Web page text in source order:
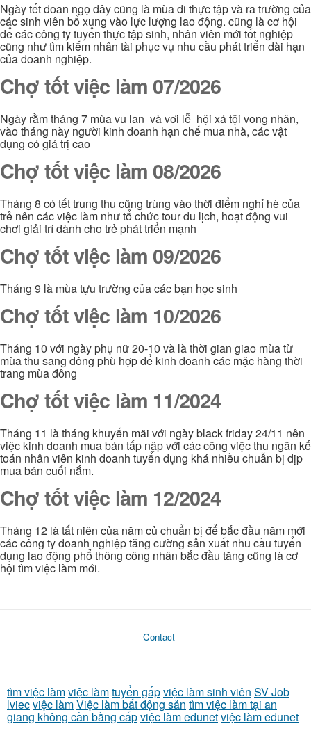
Ngày tết đoan ngọ đây cũng là mùa đi thực tập và ra trường của
các sinh viên bổ xung vào lực lượng lao động. cũng là cơ hội
để các công ty tuyển thực tập sinh, nhân viên mới tốt nghiệp
cũng như tìm kiếm nhân tài phục vụ nhu cầu phát triển dài hạn
của doanh nghiệp.
Chợ tốt việc làm 07/2026
Ngày rằm tháng 7 mùa vu lan và vơi lễ hội xá tội vong nhân,
vào tháng này người kinh doanh hạn chế mua nhà, các vật
dụng có giá trị cao
Chợ tốt việc làm 08/2026
Tháng 8 có tết trung thu cũng trùng vào thời điểm nghỉ hè của
trẻ nên các việc làm như tổ chức tour du lịch, hoạt động vui
chơi giải trí dành cho trẻ phát triển mạnh
Chợ tốt việc làm 09/2026
Tháng 9 là mùa tựu trường của các bạn học sinh
Chợ tốt việc làm 10/2026
Tháng 10 với ngày phụ nữ 20-10 và là thời gian giao mùa từ
mùa thu sang đông phù hợp để kinh doanh các mặc hàng thời
trang mùa đông
Chợ tốt việc làm 11/2024
Tháng 11 là tháng khuyến mãi với ngày black friday 24/11 nên
việc kinh doanh mua bán tấp nập với các công việc thu ngân kế
toán nhân viên kinh doanh tuyển dụng khá nhiều chuẫn bị dịp
mua bán cuối nắm.
Chợ tốt việc làm 12/2024
Tháng 12 là tất niên của năm củ chuẩn bị để bắc đầu năm mới
các công ty doanh nghiệp tăng cường sản xuất nhu cầu tuyển
dụng lao động phổ thông công nhân bắc đầu tăng cũng là cơ
hội tìm việc làm mới.
Contact
tìm việc làmviệc làmtuyển gấpviệc làm sinh viên SV Job
lviecviệc làmViệc làm bất động sản tìm việc làm tại an
giang không cần bằng cấpviệc làm edunetviệc làm edunet